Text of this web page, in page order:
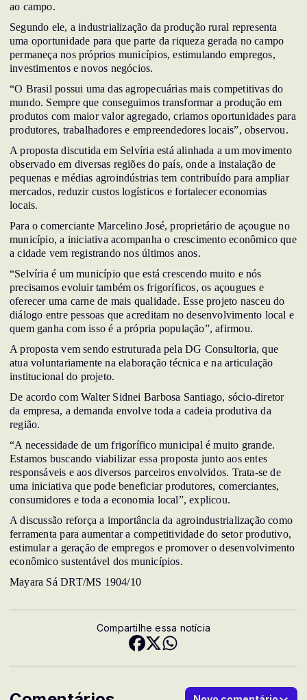
ao campo.
Segundo ele, a industrialização da produção rural representa
uma oportunidade para que parte da riqueza gerada no campo
permaneça nos próprios municípios, estimulando empregos,
investimentos e novos negócios.
“O Brasil possui uma das agropecuárias mais competitivas do
mundo. Sempre que conseguimos transformar a produção em
produtos com maior valor agregado, criamos oportunidades para
produtores, trabalhadores e empreendedores locais”, observou.
A proposta discutida em Selvíria está alinhada a um movimento
observado em diversas regiões do país, onde a instalação de
pequenas e médias agroindústrias tem contribuído para ampliar
mercados, reduzir custos logísticos e fortalecer economias
locais.
Para o comerciante Marcelino José, proprietário de açougue no
município, a iniciativa acompanha o crescimento econômico que
a cidade vem registrando nos últimos anos.
“Selvíria é um município que está crescendo muito e nós
precisamos evoluir também os frigoríficos, os açougues e
oferecer uma carne de mais qualidade. Esse projeto nasceu do
diálogo entre pessoas que acreditam no desenvolvimento local e
quem ganha com isso é a própria população”, afirmou.
A proposta vem sendo estruturada pela DG Consultoria, que
atua voluntariamente na elaboração técnica e na articulação
institucional do projeto.
De acordo com Walter Sidnei Barbosa Santiago, sócio-diretor
da empresa, a demanda envolve toda a cadeia produtiva da
região.
“A necessidade de um frigorífico municipal é muito grande.
Estamos buscando viabilizar essa proposta junto aos entes
responsáveis e aos diversos parceiros envolvidos. Trata-se de
uma iniciativa que pode beneficiar produtores, comerciantes,
consumidores e toda a economia local”, explicou.
A discussão reforça a importância da agroindustrialização como
ferramenta para aumentar a competitividade do setor produtivo,
estimular a geração de empregos e promover o desenvolvimento
econômico sustentável dos municípios.
Mayara Sá DRT/MS 1904/10
Compartilhe essa notícia